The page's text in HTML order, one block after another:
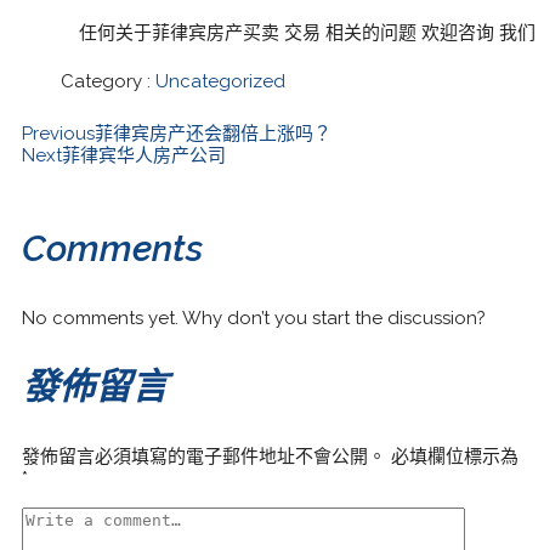
任何关于菲律宾房产买卖 交易 相关的问题 欢迎咨询 我
Category : Uncategorized
Previous菲律宾房产还会翻倍上涨吗？
Next菲律宾华人房产公司
Comments
No comments yet. Why don’t you start the discussion?
發佈留言
發佈留言必須填寫的電子郵件地址不會公開。 必填欄位標示為
*